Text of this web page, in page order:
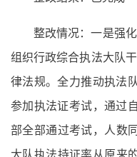
整改情况：一是强
组织行政综合执法大队
律法规。全力推动执法
参加执法证考试，通过
部全部通过考试，人数
大队执法持证率从原来